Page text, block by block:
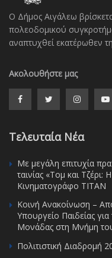
Ο Δήμος Αιγάλεω
πολεοδομικού
αναπτυχθεί εκατέρωθεν
Ακολουθήστε μας
Τελευταία Νέα
Με μεγάλη επιτυχία
ταινίας «Τομ και
Κινηματογράφο ΤΙΤΑΝ
Κοινή Ανακοίνωση –
Υπουργείο Παιδείας
Μονάδας στη Μνήμη
Πολιτιστική Διαδρομή